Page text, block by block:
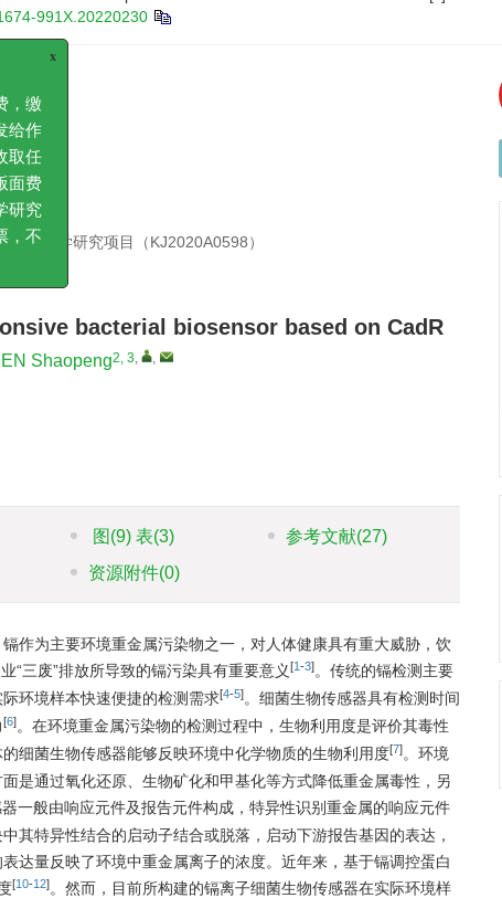
991X.20220230
然科学研究项目（KJ2020A0598）
bacterial biosensor based on CadR
Shaopeng2, 3, ,
图 (9) 表(3) 参考文献(27)
资源附件(0)
作为主要环境重金属污染物之一，对人体健康具有重大威胁，饮
“三废”排放所导致的镉污染具有重要意义[1-3]。传统的镉检测主要
环境样本快速便捷的检测需求[4-5]。细菌生物传感器具有检测时间
[6]。在环境重金属污染物的检测过程中，生物利用度是评价其毒性
细菌生物传感器能够反映环境中化学物质的生物利用度[7]。环境
是通过氧化还原、生物矿化和甲基化等方式降低重金属毒性，另
一般由响应元件及报告元件构成，特异性识别重金属的响应元件
其特异性结合的启动子结合或脱落，启动下游报告基因的表达，
达量反映了环境中重金属离子的浓度。近年来，基于镉调控蛋白
[10-12]。然而，目前所构建的镉离子细菌生物传感器在实际环境样